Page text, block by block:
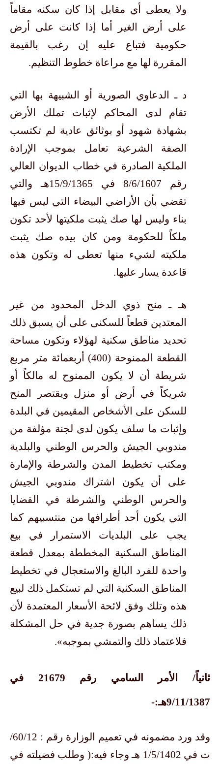
ولا يعطى أي مقابل إذا كان سكنه مقاماً
على أرض الغير أما إذا كانت على أرض
حكومية فتباع عليه إن رغب بالقيمة
المقررة لها مع مراعاة خطوط التنظيم.
د ـ الدعاوي الصورية أو الشبيهة بها التي
تقام لدى المحاكم لإثبات تملك الأرض
بشهادة شهود أو بوثائق عادية لم تكتسب
الصفة الشرعية تعامل بموجب الإرادة
الملكية الصادرة في خطاب الديوان العالي
رقم 8/6/1607 في 15/9/1365هـ والتي
تقضي بأن الأراضي البيضاء التي ليس فيها
بناء وليس لها صك يثبت ملكيتها لأحد تكون
ملكاً للحكومة ومن كان بيده صك يثبت
ملكيته لشيء منها تعطى له وتكون هذه
قاعدة يسار عليها.
هـ ـ منح ذوي الدخل المحدود من غير
المعتدين قطعاً للسكنى على أن يسبق ذلك
تحديد مناطق سكنية لهؤلاء وتكون مساحة
القطعة الممنوحة (400) أربعمائة متر مربع
شريطة أن لا يكون الممنوح له مالكاً أو
شريكاً في أرض أو منزل ويقتصر المنح
للسكن على الأشخاص المقيمين في البلدة
وإثبات ما سلف يكون لدى لجنة مؤلفة من
مندوبي الجيش والحرس الوطني والبلدية
ومكتب تخطيط المدن والشرطة والإمارة
على أن يكون اشتراك مندوبي الجيش
والحرس الوطني والشرطة في القضايا
التي يكون أحد أطرافها من منتسبيهم كما
يجب على البلديات الاستمرار في بيع
المناطق السكنية المخططة بمعدل قطعة
واحدة للفرد البالغ والاستعجال في تخطيط
المناطق السكنية التي لم تستكمل ذلك لبيع
هذه وتلك وفق لائحة الأسعار المعتمدة لأن
ذلك يساهم بصورة جدية في حل المشكلة
فلاعتماد ذلك والتمشي بموجبه».
ثانياً/ الأمر السامي رقم 21679 في
9/11/1387هـ:-
وقد ورد مضمونه في تعميم الوزارة رقم : 60/12/
ت في 1/5/1402 هـ وجاء فيه:( وطلب فضيلته في